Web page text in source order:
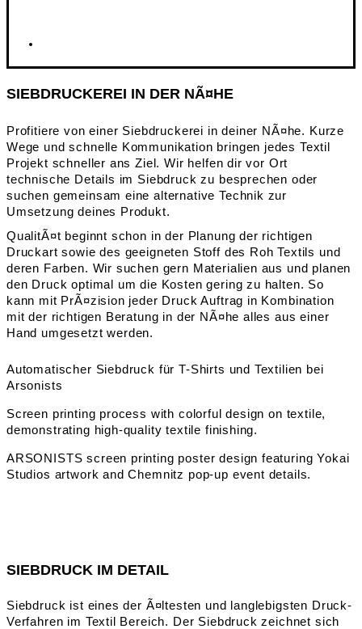
SIEBDRUCKEREI IN DER NÃ¤HE
Profitiere von einer Siebdruckerei in deiner NÃ¤he. Kurze
Wege und schnelle Kommunikation bringen jedes Textil
Projekt schneller ans Ziel. Wir helfen dir vor Ort
technische Details im Siebdruck zu besprechen oder
suchen gemeinsam eine alternative Technik zur
Umsetzung deines Produkt.
QualitÃ¤t beginnt schon in der Planung der richtigen
Druckart sowie des geeigneten Stoff des Roh Textils und
deren Farben. Wir suchen gern Materialien aus und planen
den Druck optimal um die Kosten gering zu halten. So
kann mit PrÃ¤zision jeder Druck Auftrag in Kombination
mit der richtigen Beratung in der NÃ¤he alles aus einer
Hand umgesetzt werden.
SIEBDRUCK IM DETAIL
Siebdruck ist eines der Ã¤ltesten und langlebigsten Druck-
Verfahren im Textil Bereich. Der Siebdruck zeichnet sich